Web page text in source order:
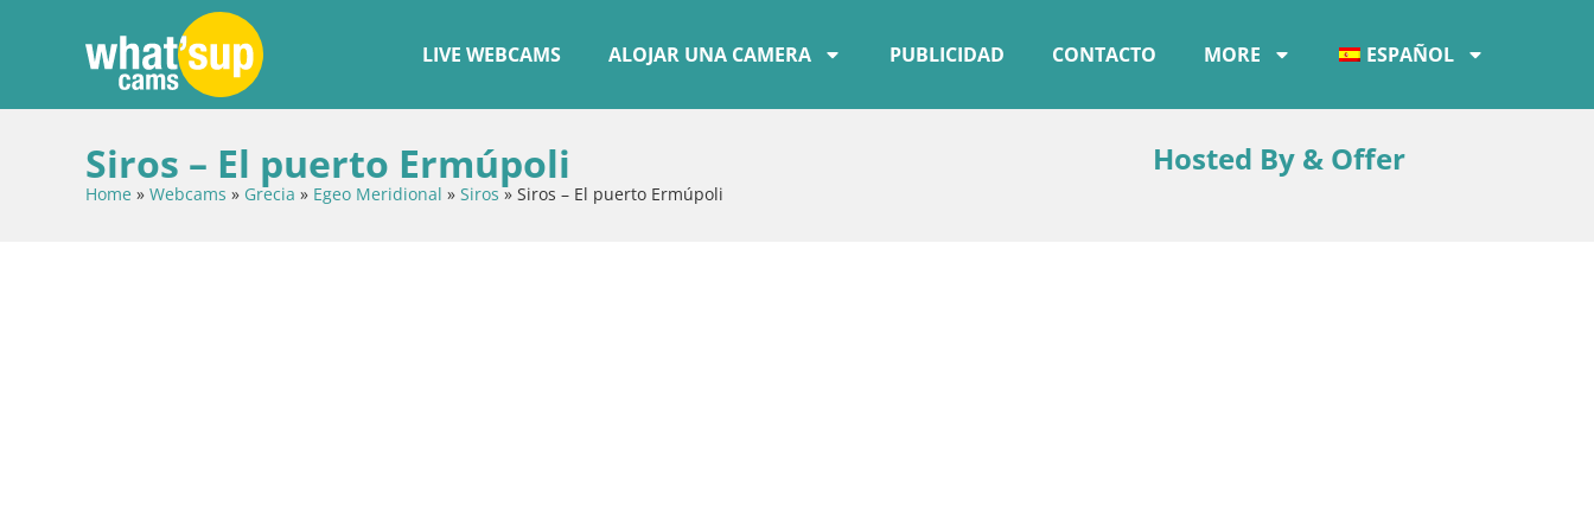
LIVE WEBCAMS ALOJAR UNA CAMERA PUBLICIDAD CONTACTO MORE ESPAÑOL
Siros – El puerto Ermúpoli
Home » Webcams » Grecia » Egeo Meridional » Siros» Siros – El puerto Ermúpoli
Hosted By & Offer